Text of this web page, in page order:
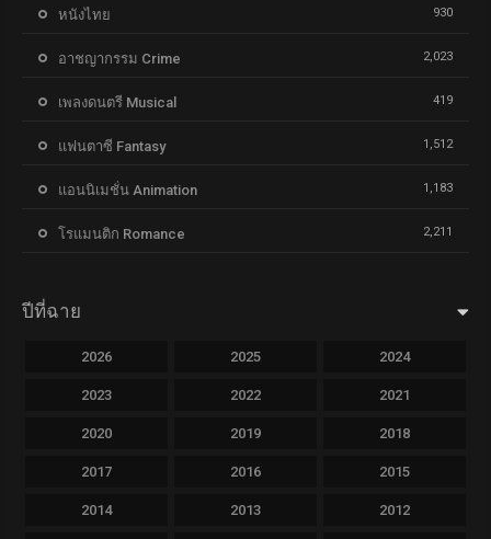
หนังไทย 930
อาชญากรรม Crime 2,023
เพลงดนตรี Musical 419
แฟนตาซี Fantasy 1,512
แอนนิเมชั่น Animation 1,183
โรแมนติก Romance 2,211
ปีที่ฉาย
2026 2025 2024
2023 2022 2021
2020 2019 2018
2017 2016 2015
2014 2013 2012